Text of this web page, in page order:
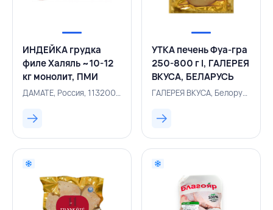
ИНДЕЙКА грудка
филе Халяль ~10-12
кг монолит, ПМИ
ДАМАТЕ, РОССИЯ
ДАМАТЕ, Россия, 113200560
УТКА печень Фуа-гра
250-800 г I, ГАЛЕРЕЯ
ВКУСА, БЕЛАРУСЬ
ГАЛЕРЕЯ ВКУСА, Белоруссия, 116000219